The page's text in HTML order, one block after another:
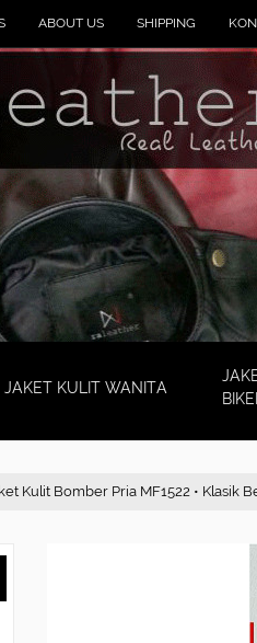
ABOUT US SHIPPING
JAKET KULIT WANITA
Kulit Bomber Pria MF1522 • Klasik